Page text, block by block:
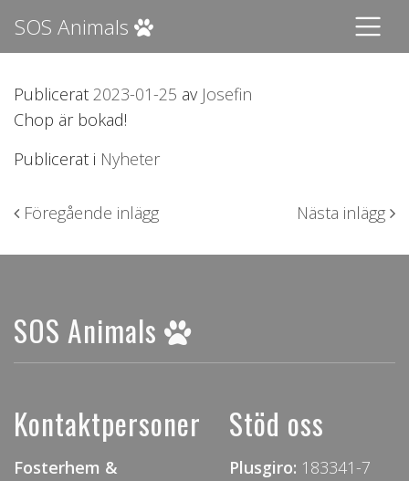
SOS Animals
Publicerat 2023-01-25 av Josefin
Chop är bokad!
Publicerat i Nyheter
Inläggsnavigering
Föregående inlägg Nästa inlägg
SOS Animals
Kontaktpersoner
Fosterhem &
Stöd oss
Plusgiro: 183341-7